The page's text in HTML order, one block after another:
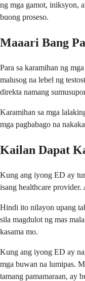
ng mga gamot, iniksyon,
buong proseso.
Maaari Bang
Para sa karamihan ng
malusog na lebel ng
direkta namang
Karamihan sa mga
mga pagbabago na
Kailan Dapat
Kung ang iyong ED ay
isang healthcare provider.
Hindi ito nilayon upang
sila magdulot ng mas
kasama mo.
Kung ang iyong ED ay
mga buwan na lumipas.
tamang pamamaraan, ay